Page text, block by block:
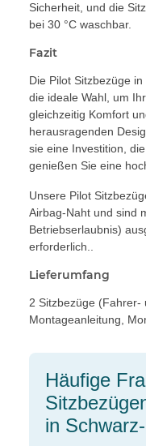
Sicherheit, und die
bei 30 °C waschbar.
Fazit
Die Pilot Sitzbezüge
die ideale Wahl, um
gleichzeitig Komfort
herausragenden
sie eine Investition,
genießen Sie eine
Unsere Pilot
Airbag-Naht und sind
Betriebserlaubnis)
erforderlich..
Lieferumfang
2 Sitzbezüge (Fahrer-
Montageanleitung,
Häufige
in